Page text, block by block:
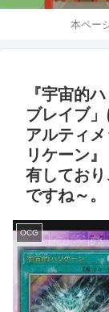
本ペー
『宇宙的
ブレイブ
アルティ
リケーン
有してお
ですね～。
OCG